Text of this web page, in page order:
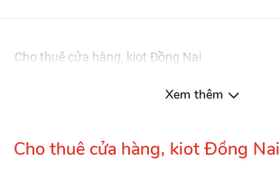
Cho thuê cửa hàng, kiot Đồng Nai
Xem thêm
Cho thuê cửa hàng, kiot Đồng Nai